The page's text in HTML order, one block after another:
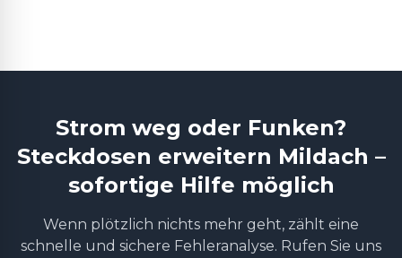
Strom weg oder Funken?
Steckdosen erweitern Mildach –
sofortige Hilfe möglich
Wenn plötzlich nichts mehr geht, zählt eine
schnelle und sichere Fehleranalyse. Rufen Sie uns